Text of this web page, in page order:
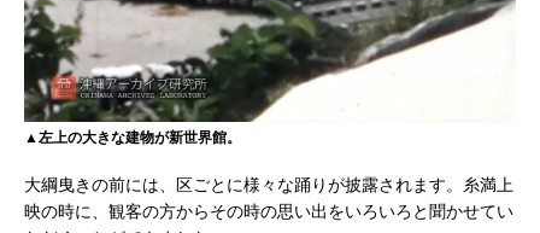
▲左上の大きな建物が新世界館。
大綱曳きの前には、区ごとに様々な踊りが披露されます。糸満上
映の時に、観客の方からその時の思い出をいろいろと聞かせてい